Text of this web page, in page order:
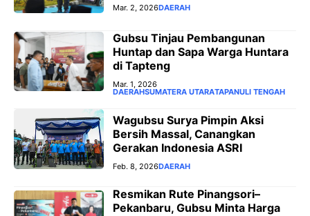
Mar. 2, 2026DAERAH
Gubsu Tinjau Pembangunan
Huntap dan Sapa Warga Huntara
di Tapteng
Mar. 1, 2026
DAERAHSUMATERA UTARATAPANULI TENGAH
Wagubsu Surya Pimpin Aksi
Bersih Massal, Canangkan
Gerakan Indonesia ASRI
Feb. 8, 2026DAERAH
Resmikan Rute Pinangsori–
Pekanbaru, Gubsu Minta Harga